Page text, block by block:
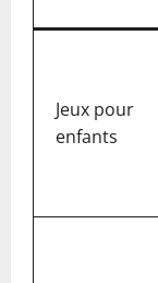
Jeux pour
enfants